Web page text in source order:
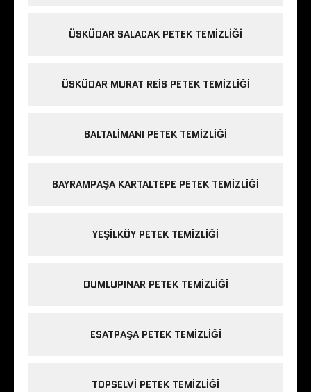
ÜSKÜDAR SALACAK PETEK TEMIZLIĞI
ÜSKÜDAR MURAT REIS PETEK TEMIZLIĞI
BALTALIMANI PETEK TEMIZLIĞI
BAYRAMPAŞA KARTALTEPE PETEK TEMIZLIĞI
YEŞILKÖY PETEK TEMIZLIĞI
DUMLUPINAR PETEK TEMIZLIĞI
ESATPAŞA PETEK TEMIZLIĞI
TOPSELVI PETEK TEMIZLIĞI